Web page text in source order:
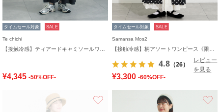
タイムセール対象 SALE
Te chichi
¥4,345 -50%OFF-
タイムセール対象 SALE
Samansa Mos2
4.8 （26）
レビュー
を見る
¥3,300 -60%OFF-